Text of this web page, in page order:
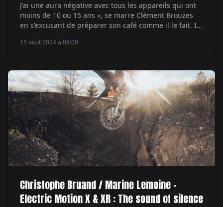
J'ai une aura négative avec tous les appareils qui ont
moins de 10 ou 15 ans », se marre Clément Brouzes
en s'excusant de préparer son café comme il le fait. Ici
capsules. Il pose sur le comptoir une antique cafetière
15 août 2024 à 08:00
Christophe Bruand / Marine Lemoine –
Electric Motion X & XR : The sound of silence